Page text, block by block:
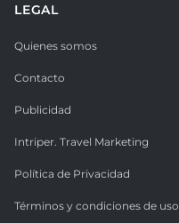
LEGAL
Quienes somos
Contacto
Publicidad
Intriper. Travel Marketing
Política de Privacidad
Términos y condiciones de uso